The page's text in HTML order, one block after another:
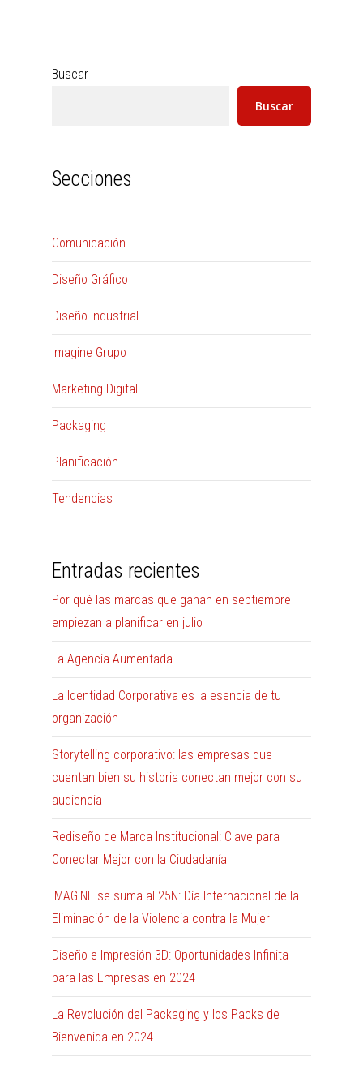
Buscar
Buscar
Secciones
Comunicación
Diseño Gráfico
Diseño industrial
Imagine Grupo
Marketing Digital
Packaging
Planificación
Tendencias
Entradas recientes
Por qué las marcas que ganan en septiembre
empiezan a planificar en julio
La Agencia Aumentada
La Identidad Corporativa es la esencia de tu
organización
Storytelling corporativo: las empresas que
cuentan bien su historia conectan mejor con su
audiencia
Rediseño de Marca Institucional: Clave para
Conectar Mejor con la Ciudadanía
IMAGINE se suma al 25N: Día Internacional de la
Eliminación de la Violencia contra la Mujer
Diseño e Impresión 3D: Oportunidades Infinita
para las Empresas en 2024
La Revolución del Packaging y los Packs de
Bienvenida en 2024